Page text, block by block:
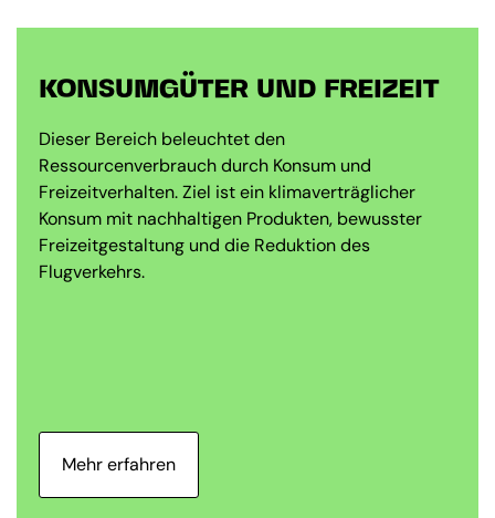
KONSUMGÜTER UND FREIZEIT
Dieser Bereich beleuchtet den
Ressourcenverbrauch durch Konsum und
Freizeitverhalten. Ziel ist ein klimaverträglicher
Konsum mit nachhaltigen Produkten, bewusster
Freizeitgestaltung und die Reduktion des
Flugverkehrs.
Mehr erfahren